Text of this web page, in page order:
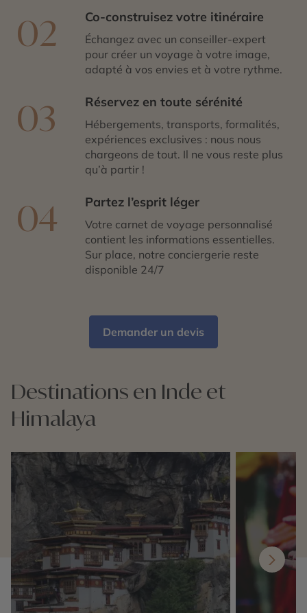
02 Co-construisez votre itinéraire
Échangez avec un conseiller-expert
pour créer un voyage à votre image,
adapté à vos envies et à votre rythme.
03 Réservez en toute sérénité
Hébergements, transports, formalités,
expériences exclusives : nous nous
chargeons de tout. Il ne vous reste plus
qu’à partir !
04 Partez l’esprit léger
Votre carnet de voyage personnalisé
contient les informations essentielles.
Sur place, notre conciergerie reste
disponible 24/7
Demander un devis
Destinations en Inde et
Himalaya